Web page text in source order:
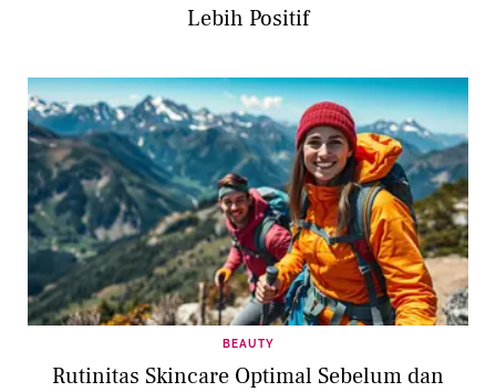
Lebih Positif
BEAUTY
Rutinitas Skincare Optimal Sebelum dan